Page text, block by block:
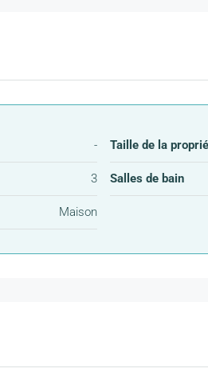
- Taille de la
3 Salles de bain
Maison